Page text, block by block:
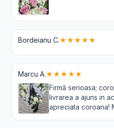
Bordeianu C.★★★★★
Marcu A.★★★★★
Firmă serioasa;
livrarea a ajuns in
apreciata coroana!